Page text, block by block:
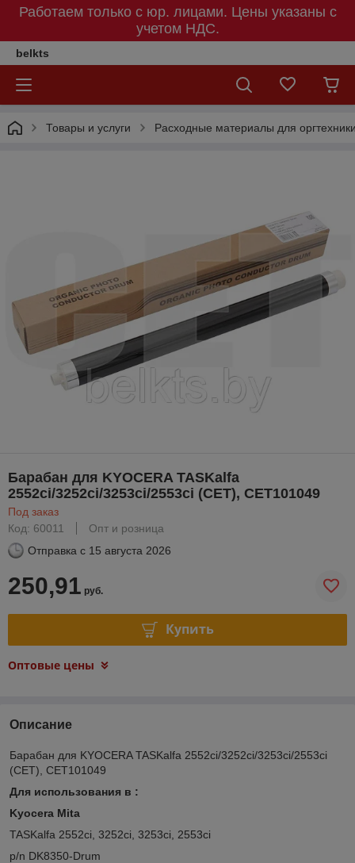
Работаем только с юр. лицами. Цены указаны c
учетом НДС.
belkts
Товары и услуги Расходные материалы для
Барабан для KYOCERA TASKalfa
2552ci/3252ci/3253ci/2553ci (CET), CET101049
Под заказ
Код: 60011
Опт и розница
Отправка с 15 августа 2026
250,91 руб.
Купить
Оптовые цены
Описание
Барабан для KYOCERA TASKalfa 2552ci/3252ci/3253ci/2553ci
(CET), CET101049
Для использования в :
Kyocera Mita​
TASKalfa 2552ci, 3252ci, 3253ci, 2553ci
p/n DK8350-Drum